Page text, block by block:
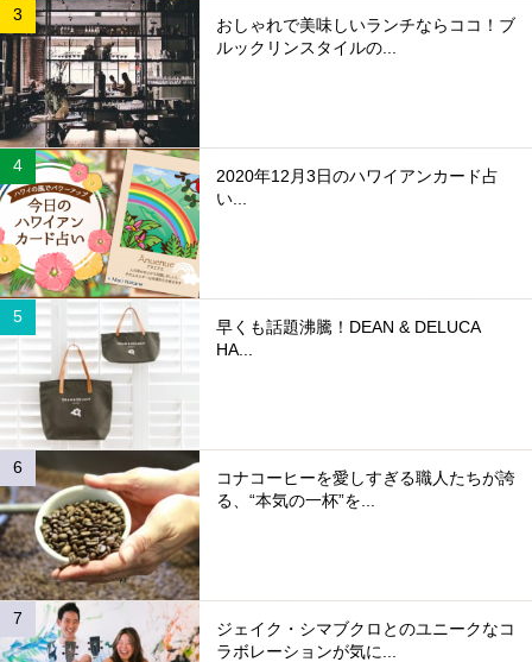
おしゃれで美味しいランチならココ！ブ
ルックリンスタイルの...
2020年12月3日のハワイアンカード占
い...
早くも話題沸騰！DEAN & DELUCA
HA...
コナコーヒーを愛しすぎる職人たちが誇
る、“本気の一杯”を...
ジェイク・シマブクロとのユニークなコ
ラボレーションが気に...